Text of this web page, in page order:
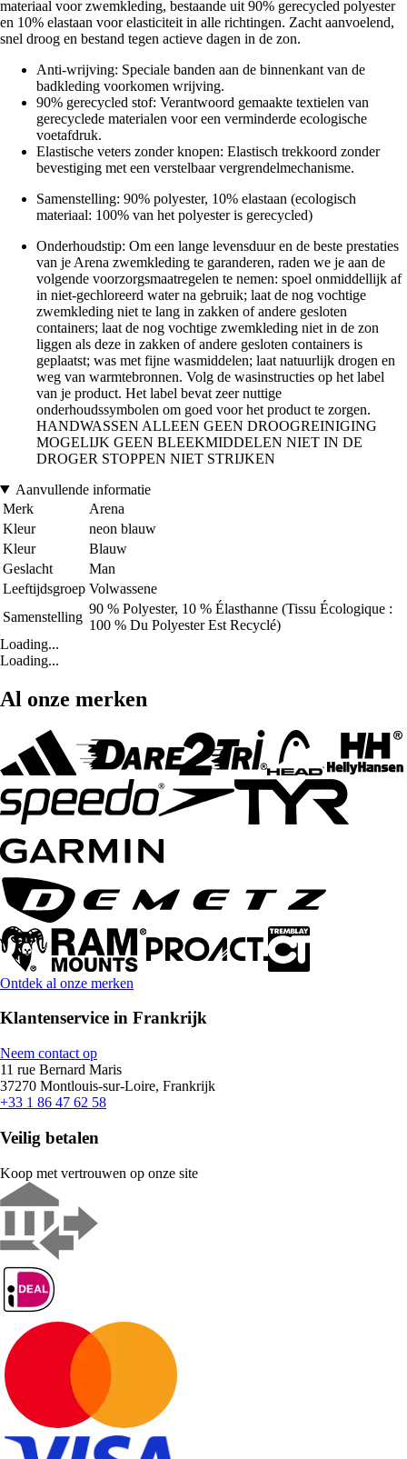
materiaal voor zwemkleding, bestaande uit 90% gerecycled polyester
en 10% elastaan voor elasticiteit in alle richtingen. Zacht aanvoelend,
snel droog en bestand tegen actieve dagen in de zon.
Anti-wrijving: Speciale banden aan de binnenkant van de
badkleding voorkomen wrijving.
90% gerecycled stof: Verantwoord gemaakte textielen van
gerecyclede materialen voor een verminderde ecologische
voetafdruk.
Elastische veters zonder knopen: Elastisch trekkoord zonder
bevestiging met een verstelbaar vergrendelmechanisme.
Samenstelling: 90% polyester, 10% elastaan (ecologisch
materiaal: 100% van het polyester is gerecycled)
Onderhoudstip: Om een lange levensduur en de beste prestaties
van je Arena zwemkleding te garanderen, raden we je aan de
volgende voorzorgsmaatregelen te nemen: spoel onmiddellijk af
in niet-gechloreerd water na gebruik; laat de nog vochtige
zwemkleding niet te lang in zakken of andere gesloten
containers; laat de nog vochtige zwemkleding niet in de zon
liggen als deze in zakken of andere gesloten containers is
geplaatst; was met fijne wasmiddelen; laat natuurlijk drogen en
weg van warmtebronnen. Volg de wasinstructies op het label
van je product. Het label bevat zeer nuttige
onderhoudssymbolen om goed voor het product te zorgen.
HANDWASSEN ALLEEN GEEN DROOGREINIGING
MOGELIJK GEEN BLEEKMIDDELEN NIET IN DE
DROGER STOPPEN NIET STRIJKEN
Aanvullende informatie
Merk
Arena
Kleur
neon blauw
Kleur
Blauw
Geslacht
Man
Leeftijdsgroep Volwassene
Samenstelling
90 % Polyester, 10 % Élasthanne (Tissu Écologique :
100 % Du Polyester Est Recyclé)
Loading...
Loading...
Al onze merken
Ontdek al onze merken
Klantenservice in Frankrijk
Neem contact op
11 rue Bernard Maris
37270 Montlouis-sur-Loire, Frankrijk
+33 1 86 47 62 58
Veilig betalen
Koop met vertrouwen op onze site